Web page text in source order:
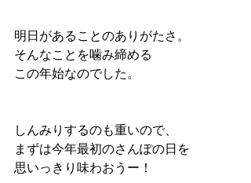
明日があることのありがたさ。
そんなことを噛み締める
この年始なのでした。
しんみりするのも重いので、
まずは今年最初のさんぽの日を
思いっきり味わおうー！